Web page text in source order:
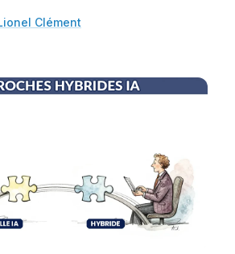
Clément